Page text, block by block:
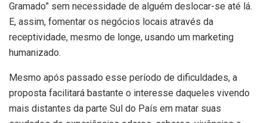
Gramado” sem necessidade de alguém deslocar-se até lá.
E, assim, fomentar os negócios locais através da
receptividade, mesmo de longe, usando um marketing
humanizado.
Mesmo após passado esse período de dificuldades, a
proposta facilitará bastante o interesse daqueles vivendo
mais distantes da parte Sul do País em matar suas